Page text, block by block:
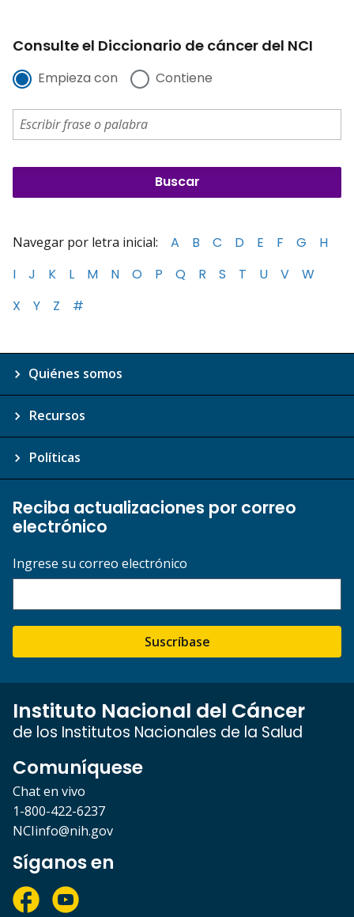
Consulte el Diccionario de cáncer del NCI
Empieza con Contiene
Navegar por letra inicial: A B C D E F G
H
I
J K L M N O P Q R S T U V
W
X
Y Z #
Quiénes somos
Recursos
Políticas
Reciba actualizaciones por correo
electrónico
Ingrese su correo electrónico
Suscríbase
Instituto Nacional del Cáncer
de los Institutos Nacionales de la Salud
Comuníquese
Chat en vivo
1-800-422-6237
NCIinfo@nih.gov
Síganos en